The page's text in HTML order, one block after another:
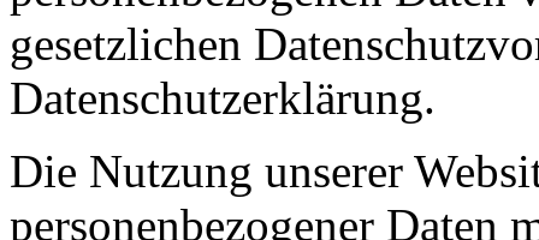
gesetzlichen
Datenschutzerklärung.
Die Nutzung unserer
personenbezogener Daten